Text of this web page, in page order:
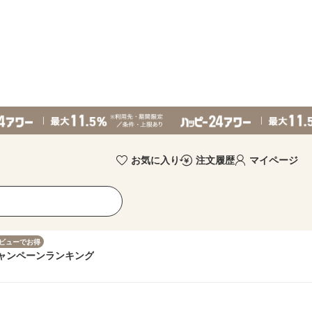
お気に入り 注文履歴 マイページ
ューでお得
ンペーンランキング